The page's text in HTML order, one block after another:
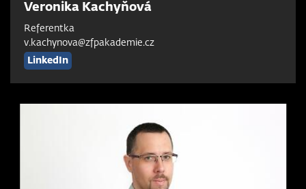
Veronika Kachyňová
Referentka
v.kachynova@zfpakademie.cz
LinkedIn